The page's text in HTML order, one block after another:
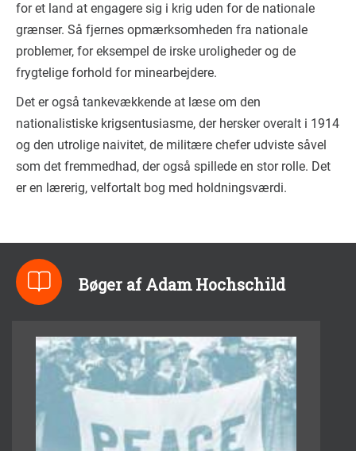
for et land at engagere sig i krig uden for de nationale
grænser. Så fjernes opmærksomheden fra nationale
problemer, for eksempel de irske uroligheder og de
frygtelige forhold for minearbejdere.
Det er også tankevækkende at læse om den
nationalistiske krigsentusiasme, der hersker overalt i 1914
og den utrolige naivitet, de militære chefer udviste såvel
som det fremmedhad, der også spillede en stor rolle. Det
er en lærerig, velfortalt bog med holdningsværdi.
Bøger af Adam Hochschild